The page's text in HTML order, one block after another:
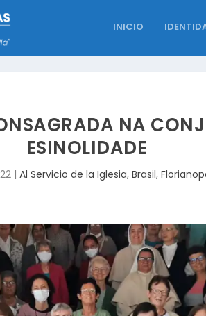
INICIO
NA
ESINOLIDADE
| Al Servicio de la Iglesia, Brasil,